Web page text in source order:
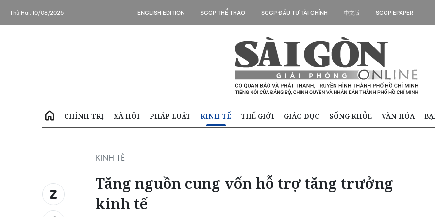
Thứ Hai, 10/08/2026 ENGLISH EDITION SGGP THỂ THAO SGGP ĐẦU TƯ TÀI CHÍNH 中文版 SGGP EPAPER
CHÍNH TRỊ XÃ HỘI PHÁP LUẬT KINH TẾ THẾ GIỚI GIÁO DỤC SỐNG KHỎE VĂN HÓA
KINH TẾ
Tăng nguồn cung vốn hỗ trợ tăng trưởng
kinh tế